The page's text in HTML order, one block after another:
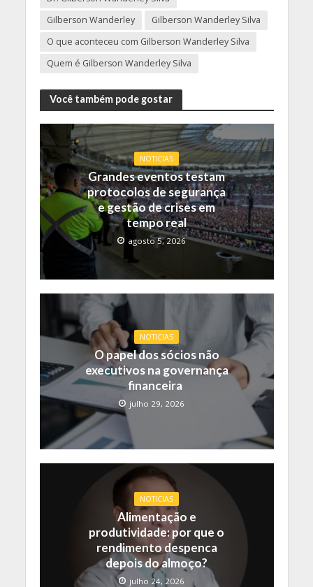
Gilberson Wanderley
Gilberson Wanderley Silva
O que aconteceu com Gilberson Wanderley Silva
Quem é Gilberson Wanderley Silva
Você também pode gostar
NOTICIAS
Grandes eventos testam
protocolos de segurança
e gestão de crises em
tempo real
agosto 5, 2026
NOTICIAS
O papel dos sócios não
executivos na governança
financeira
julho 29, 2026
NOTICIAS
Alimentação e
produtividade: por que o
rendimento despenca
depois do almoço?
julho 24, 2026